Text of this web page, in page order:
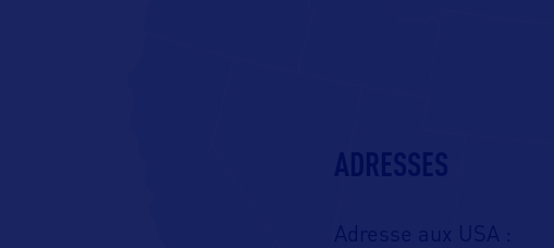
ADRESSES
Adresse aux USA :